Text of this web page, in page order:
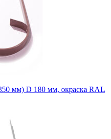
мм) D 180 мм, окраска RAL